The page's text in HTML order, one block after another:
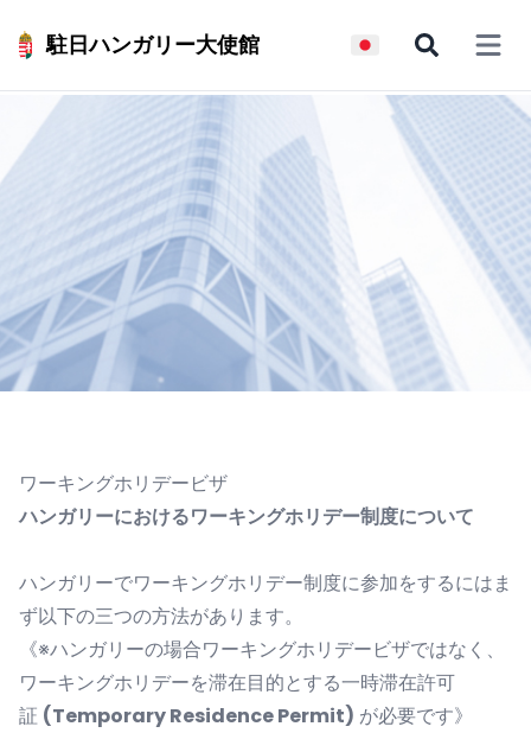
駐日ハンガリー大使館 Open
ワーキングホリデービザ
ハンガリーにおけるワーキングホリデー制度について
ハンガリーでワーキングホリデー制度に参加をするにはま
ず以下の三つの方法があります。
《※ハンガリーの場合ワーキングホリデービザではなく、
ワーキングホリデーを滞在目的とする一時滞在許可
証 (Temporary Residence Permit) が必要です》